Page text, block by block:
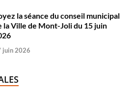
la séance du conseil municipal
la Ville de Mont-Joli du 15 juin
juin 2026